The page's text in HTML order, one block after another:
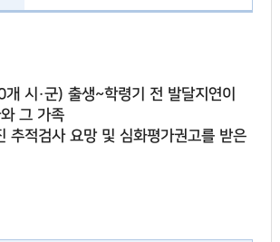
시·군) 출생~학령기 전 발달지연이
그 가족
추적검사 요망 및 심화평가권고를 받은